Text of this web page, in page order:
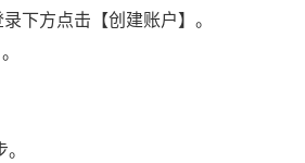
下方点击【创建账户】。